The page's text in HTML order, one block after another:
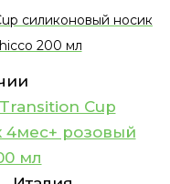
силиконовый носик
200 мл
Cup
4мес+ розовый
мл